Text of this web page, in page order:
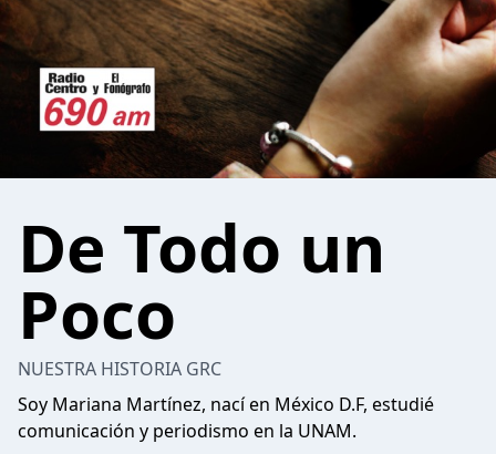
De Todo un
Poco
NUESTRA HISTORIA GRC
Soy Mariana Martínez, nací en México D.F, estudié
comunicación y periodismo en la UNAM.